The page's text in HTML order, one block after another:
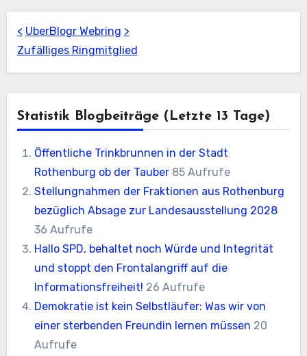
< UberBlogr Webring >
Zufälliges Ringmitglied
Statistik Blogbeiträge (letzte 13 Tage)
Öffentliche Trinkbrunnen in der Stadt
Rothenburg ob der Tauber 85 Aufrufe
Stellungnahmen der Fraktionen aus Rothenburg
bezüglich Absage zur Landesausstellung 2028
36 Aufrufe
Hallo SPD, behaltet noch Würde und Integrität
und stoppt den Frontalangriff auf die
Informationsfreiheit! 26 Aufrufe
Demokratie ist kein Selbstläufer: Was wir von
einer sterbenden Freundin lernen müssen 20
Aufrufe